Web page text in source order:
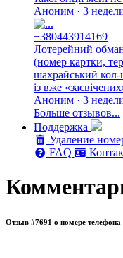
Аноним · 3
+380443914169
Лотерейний
(номер картки,
шахрайський кол-
із вже
Аноним · 3
Больше отзывов...
Поддержка
Удаление
FAQ
Отзыв #7691 о номере телефона